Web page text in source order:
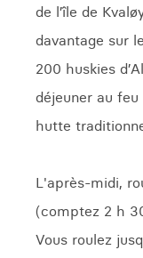
de l’île de
davantage sur
200 huskies
déjeuner au
hutte
L'après-midi,
(comptez 2 h
Vous roulez